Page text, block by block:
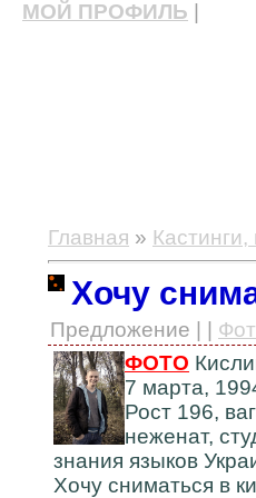
МОЙ ПРОФИЛЬ
Главная »
Хочу
Предложение | |
ФОТО
7 марта,
Рост 196,
неженат,
знания языков
Хочу сниматься в